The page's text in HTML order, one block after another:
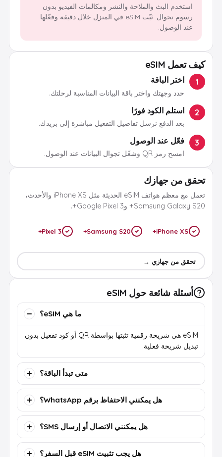
استخدم البث والملاحة والنشر ومكالمات الفيديو بدون
رسوم تجوال. ثبّت eSIM في المنزل خلال دقيقة وفعّلها
عند الوصول.
كيف تعمل eSIM
1 اختر الباقة
حدد وجهتك واختر باقة البيانات المناسبة لرحلتك.
2 استلم الكود فورًا
بعد الدفع نرسل تفاصيل التفعيل مباشرة إلى بريدك.
3 فعّل عند الوصول
امسح رمز QR وشغّل تجوال البيانات عند الوصول.
تحقق من جهازك
تعمل مع معظم هواتف eSIM الحديثة مثل iPhone XS والأحدث،
Samsung Galaxy S20+ وGoogle Pixel 3+.
iPhone XS+
Samsung S20+
Pixel 3+
تحقق من جهازي →
أسئلة شائعة حول eSIM
ما هي eSIM؟
eSIM هي شريحة رقمية تثبتها بواسطة QR أو كود تفعيل بدون
تبديل شريحة فعلية.
متى تبدأ الباقة؟
هل يمكنني الاحتفاظ برقم WhatsApp؟
هل يمكنني الاتصال أو إرسال SMS؟
هل يجب تثبيت eSIM قبل السفر؟